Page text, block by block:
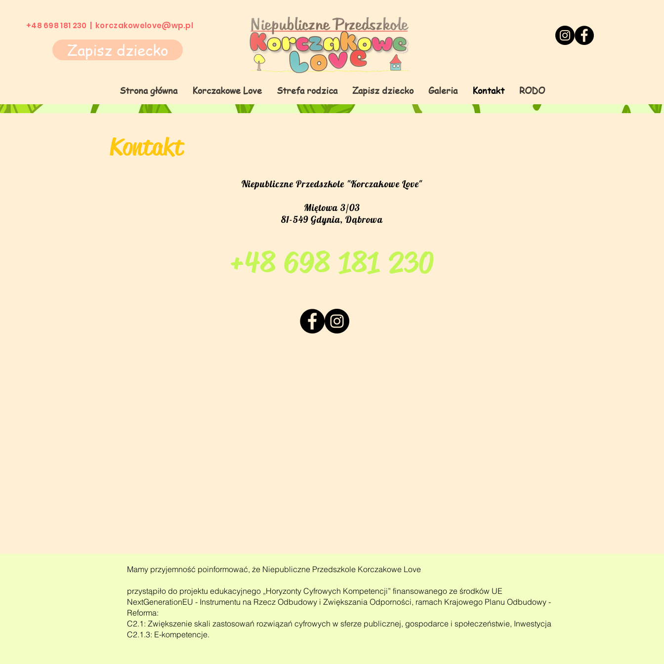
+48 698 181 230 | korczakowelove@wp.pl
Zapisz dziecko
Strona główna Korczakowe Love Strefa rodzica Zapisz dziecko Galeria Kontakt RODO
Kontakt
Niepubliczne Przedszkole "Korczakowe Love"
Miętowa 3/03
81-549 Gdynia, Dąbrowa
+48 698 181 230
Mamy przyjemność poinformować, że Niepubliczne Przedszkole Korczakowe Love
przystąpiło do projektu edukacyjnego „Horyzonty Cyfrowych Kompetencji” finansowanego ze środków UE
NextGenerationEU - Instrumentu na Rzecz Odbudowy i Zwiększania Odporności, ramach Krajowego Planu Odbudowy -
Reforma:
C2.1: Zwiększenie skali zastosowań rozwiązań cyfrowych w sferze publicznej, gospodarce i społeczeństwie, Inwestycja
C2.1.3: E-kompetencje.